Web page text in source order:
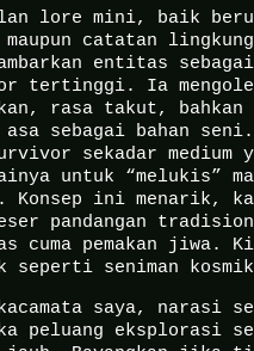
lore mini, baik
catatan
entitas
tertinggi. Ia
rasa takut, bahkan
asa sebagai bahan
sekadar medium
untuk “melukis”
Konsep ini menarik,
pandangan
cuma pemakan jiwa.
seperti seniman
saya, narasi
peluang eksplorasi